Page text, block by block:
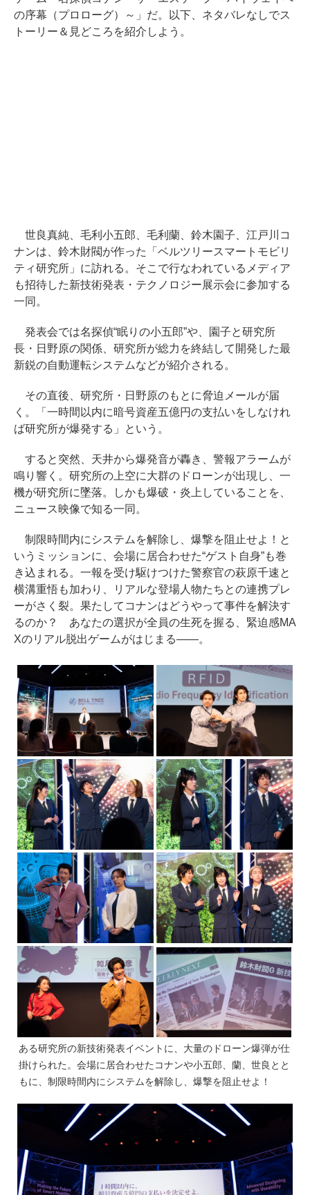
の序幕（プロローグ）～」だ。以下、ネタバレなしでス
トーリー＆見どころを紹介しよう。
世良真純、毛利小五郎、毛利蘭、鈴木園子、江戸川コ
ナンは、鈴木財閥が作った「ベルツリースマートモビリ
ティ研究所」に訪れる。そこで行なわれているメディア
も招待した新技術発表・テクノロジー展示会に参加する
一同。
発表会では名探偵“眠りの小五郎”や、園子と研究所
長・日野原の関係、研究所が総力を終結して開発した最
新鋭の自動運転システムなどが紹介される。
その直後、研究所・日野原のもとに脅迫メールが届
く。「一時間以内に暗号資産五億円の支払いをしなけれ
ば研究所が爆発する」という。
すると突然、天井から爆発音が轟き、警報アラームが
鳴り響く。研究所の上空に大群のドローンが出現し、一
機が研究所に墜落。しかも爆破・炎上していることを、
ニュース映像で知る一同。
制限時間内にシステムを解除し、爆撃を阻止せよ！と
いうミッションに、会場に居合わせた“ゲスト自身”も巻
き込まれる。一報を受け駆けつけた警察官の萩原千速と
横溝重悟も加わり、リアルな登場人物たちとの連携プレ
ーがさく裂。果たしてコナンはどうやって事件を解決す
るのか？ あなたの選択が全員の生死を握る、緊迫感MA
Xのリアル脱出ゲームがはじまる――。
ある研究所の新技術発表イベントに、大量のドローン爆弾が仕
掛けられた。会場に居合わせたコナンや小五郎、蘭、世良とと
もに、制限時間内にシステムを解除し、爆撃を阻止せよ！